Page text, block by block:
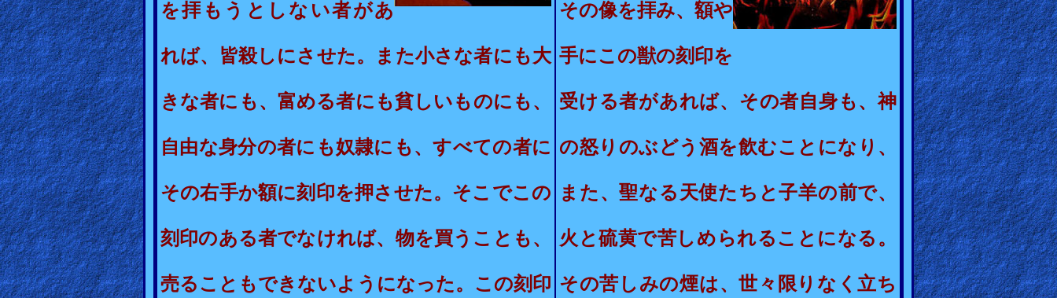
Documentaries
Islam
Other
Other
Languages
Contact/Feedback/Donate
を拝もうとしない者があ
れば、皆殺しにさせた。また小さな者にも大
きな者にも、富める者にも貧しいものにも、
自由な身分の者にも奴隷にも、すべての者に
その右手か額に刻印を押させた。そこでこの
刻印のある者でなければ、物を買うことも、
売ることもできないようになった。 この刻印
その像を拝み、額や
手にこの獣の刻印を
受ける者があれば、その者自身も、神
の怒りのぶどう酒を飲むことになり、
また、聖なる天使たちと子羊の前で、
火と硫黄で苦しめられることになる。
その苦しみの煙は、世々限りなく立ち